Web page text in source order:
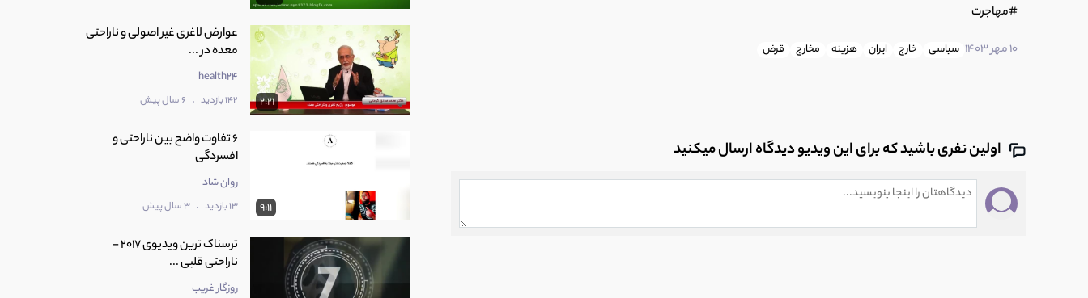
#مهاجرت
10 مهر 1403
سیاسی خارج ایران هزینه مخارج قرض
اولین نفری باشید که برای این ویدیو دیدگاه ارسال میکنید
2:21
عوارض لاغری غیر اصولی و ناراحتی
معده در ...
health24
142 بازدید . 6 سال پیش
9:11
6 تفاوت واضح بین ناراحتی و
افسردگی
روان شاد
13 بازدید . 3 سال پیش
‫ترسناک ترین ویدیوی 2017 -
ناراحتی قلبی ...
روزگار غریب